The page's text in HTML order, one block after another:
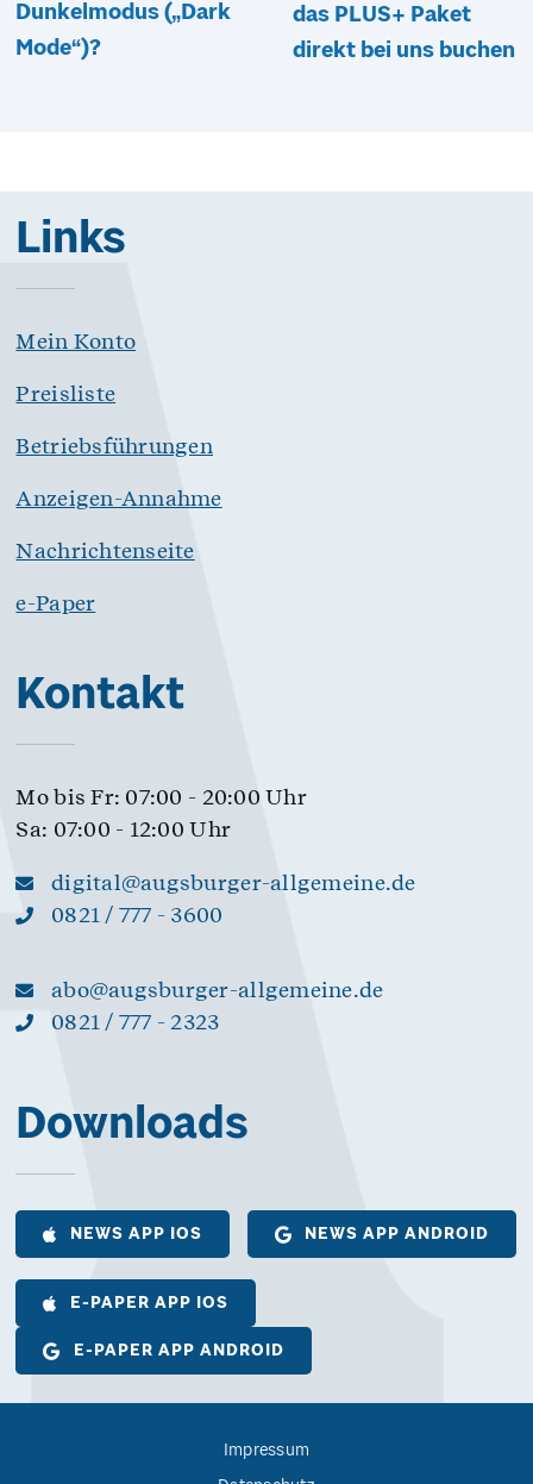
Dunkelmodus („Dark
Mode“)?
das PLUS+ Paket
direkt bei uns buchen
Links
Mein Konto
Preisliste
Betriebsführungen
Anzeigen-Annahme
Nachrichtenseite
e-Paper
Kontakt
Mo bis Fr: 07:00 - 20:00 Uhr
Sa: 07:00 - 12:00 Uhr
digital@augsburger-allgemeine.de
0821 / 777 - 3600
abo@augsburger-allgemeine.de
0821 / 777 - 2323
Downloads
NEWS APP IOS NEWS APP ANDROID
E-PAPER APP IOS
E-PAPER APP ANDROID
Impressum